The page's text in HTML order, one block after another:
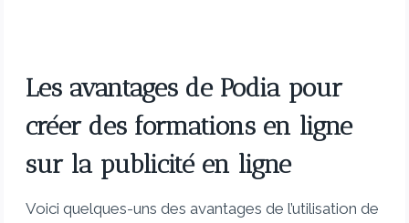
Les avantages de Podia pour
créer des formations en ligne
sur la publicité en ligne
Voici quelques-uns des avantages de l’utilisation de